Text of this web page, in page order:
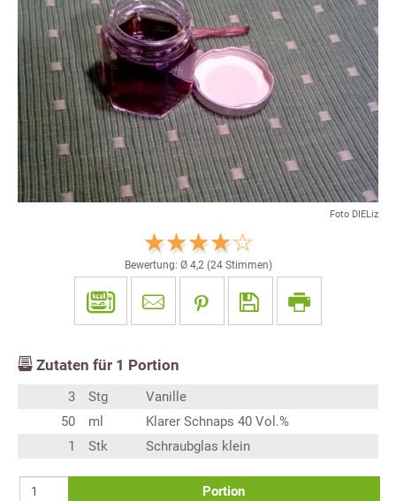
Foto DIELiz
Bewertung: Ø 4,2(24Stimmen)
Zutaten für 1 Portion
3 Stg
Vanille
50
ml
Klarer Schnaps 40 Vol.%
1
Stk Schraubglas klein
Portion